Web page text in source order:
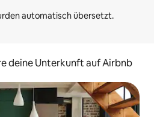
deine Unterkunft auf Airbnb